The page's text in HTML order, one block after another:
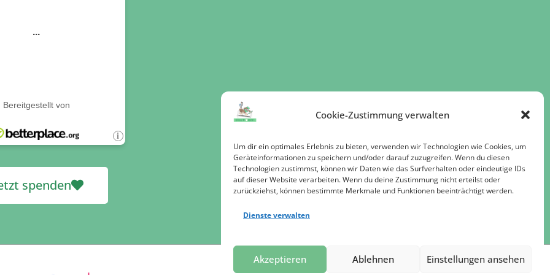
Cookie-Zustimmung verwalten
Um dir ein optimales Erlebnis zu bieten, verwenden wir Technologien wie Cookies, um
Geräteinformationen zu speichern und/oder darauf zuzugreifen. Wenn du diesen
Technologien zustimmst, können wir Daten wie das Surfverhalten oder eindeutige IDs
auf dieser Website verarbeiten. Wenn du deine Zustimmung nicht erteilst oder
zurückziehst, können bestimmte Merkmale und Funktionen beeinträchtigt werden.
Dienste verwalten
Akzeptieren Ablehnen Einstellungen ansehen
spenden